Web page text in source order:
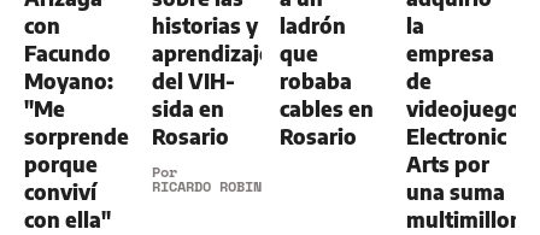
con
Facundo
Moyano:
"Me
sorprende
porque
conviví
con ella"
historias y
aprendizajes
del VIH-
sida en
Rosario
Por
RICARDO ROBINS
ladrón
que
robaba
cables en
Rosario
la
empresa
de
videojuegos
Electronic
Arts por
una suma